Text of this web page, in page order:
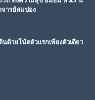
ารย์สมปอง
นด้วยโน้ตตัวแรกเพียงตัวเดียว